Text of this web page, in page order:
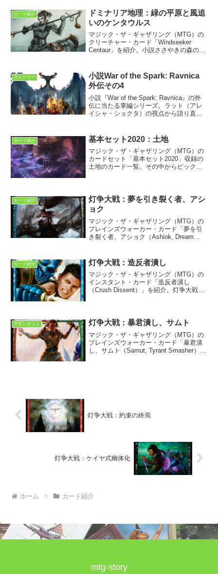
カード紹介
ドミナリア地理：緑の平原と風追
いのケンタウルス
マジック・ザ・ギャザリング（MTG）の
クリーチャー・カード「Windseeker
Centaur」を紹介。小説ささやきの森のプ
トーリー、故郷「緑の平原」や「蜜潮の
海」を解説する。
ストーリー
小説War of the Spark: Ravnica
外伝その4
小説『War of the Spark: Ravnica』の外
伝に当たる掌編シリーズ。ラット（アレ
イシャ・ショクタ）の視点から語り直す
ることだろう。
カード紹介 基本セット2020：土地
マジック・ザ・ギャザリング（MTG）の
カードセット「基本セット2020」収録の
土地のカード一覧。その中からピックア
カード紹介
灯争大戦：夢を引き裂く者、アシ
ョク
マジック・ザ・ギャザリング（MTG）の
プレインズウォーカー・カード「夢を引
き裂く者、アショク（Ashiok, Dream
カード紹介 灯争大戦：造反者潰し
マジック・ザ・ギャザリング（MTG）の
インスタント・カード「造反者潰し
（Crush Dissent）」を紹介。灯争大戦に
アモンケット 灯争大戦：暴君潰し、サムト
マジック・ザ・ギャザリング（MTG）の
プレインズウォーカー・カード「暴君潰
し、サムト（Samut, Tyrant Smasher）」
灯争大戦：約束の終焉
灯争大戦：ケイヤ式幽体化
ホーム カード紹介
mtg-story